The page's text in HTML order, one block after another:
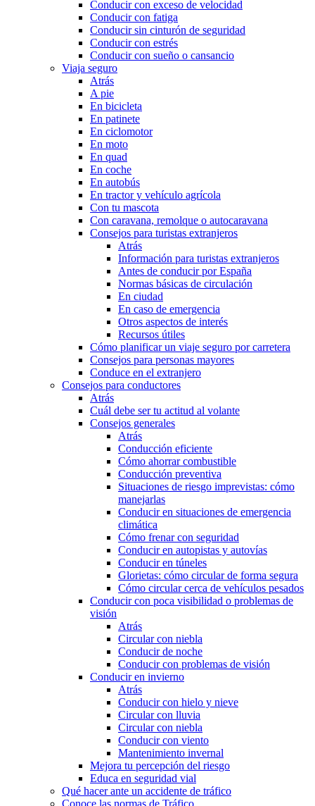
Conducir con exceso de velocidad
Conducir con fatiga
Conducir sin cinturón de seguridad
Conducir con estrés
Conducir con sueño o cansancio
Viaja seguro
Atrás
A pie
En bicicleta
En patinete
En ciclomotor
En moto
En quad
En coche
En autobús
En tractor y vehículo agrícola
Con tu mascota
Con caravana, remolque o autocaravana
Consejos para turistas extranjeros
Atrás
Información para turistas extranjeros
Antes de conducir por España
Normas básicas de circulación
En ciudad
En caso de emergencia
Otros aspectos de interés
Recursos útiles
Cómo planificar un viaje seguro por carretera
Consejos para personas mayores
Conduce en el extranjero
Consejos para conductores
Atrás
Cuál debe ser tu actitud al volante
Consejos generales
Atrás
Conducción eficiente
Cómo ahorrar combustible
Conducción preventiva
Situaciones de riesgo imprevistas: cómo
manejarlas
Conducir en situaciones de emergencia
climática
Cómo frenar con seguridad
Conducir en autopistas y autovías
Conducir en túneles
Glorietas: cómo circular de forma segura
Cómo circular cerca de vehículos pesados
Conducir con poca visibilidad o problemas de
visión
Atrás
Circular con niebla
Conducir de noche
Conducir con problemas de visión
Conducir en invierno
Atrás
Conducir con hielo y nieve
Circular con lluvia
Circular con niebla
Conducir con viento
Mantenimiento invernal
Mejora tu percepción del riesgo
Educa en seguridad vial
Qué hacer ante un accidente de tráfico